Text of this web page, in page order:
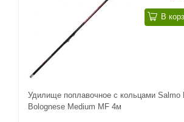
Удилище поплавочное с кольцами Salmo
Bolognese Medium MF 4м
В